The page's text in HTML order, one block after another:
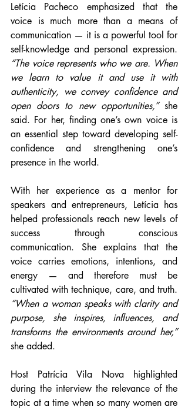
Letícia Pacheco emphasized that the
voice is much more than a means of
communication — it is a powerful tool for
“The voice represents who we are. When
we learn to value it and use it with
authenticity, we convey confidence and
open doors to new opportunities,” she
said. For her, finding one’s own voice is
an essential step toward developing self-
confidence and strengthening one’s
presence in the world.
With her experience as a mentor for
speakers and entrepreneurs, Letícia has
helped professionals reach new levels of
success through conscious
communication. She explains that the
voice carries emotions, intentions, and
energy — and therefore must be
“When a woman speaks with clarity and
purpose, she inspires, influences, and
transforms the environments around her,”
she added.
Host Patrícia Vila Nova highlighted
during the interview the relevance of the
topic at a time when so many women are